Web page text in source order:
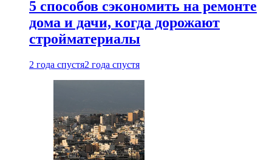
5 способов сэкономить на ремонте
дома и дачи, когда дорожают
стройматериалы
2 года спустя2 года спустя